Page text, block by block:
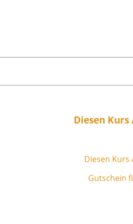
Diesen
Diesen Kurs
Gutschein